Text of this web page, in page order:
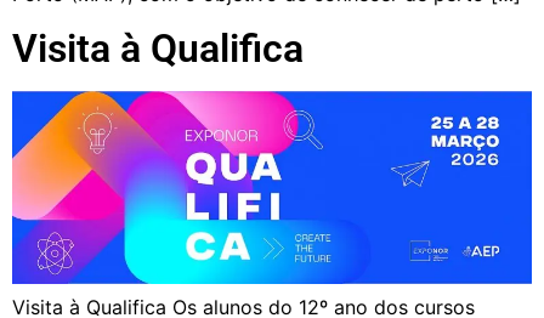
Visita à Qualifica
Visita à Qualifica Os alunos do 12º ano dos cursos